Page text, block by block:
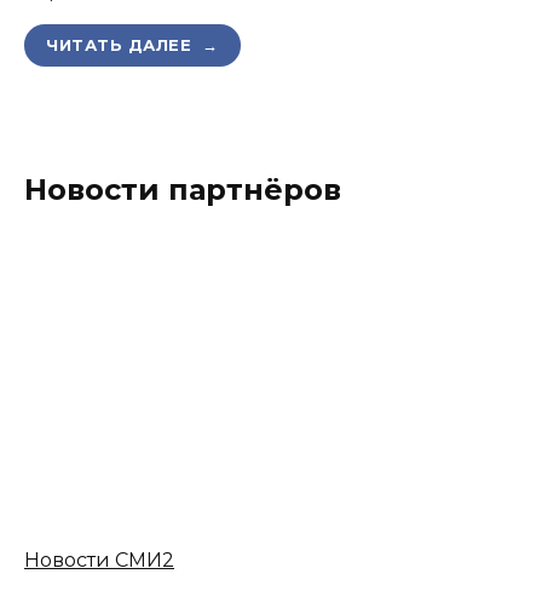
ЧИТАТЬ ДАЛЕЕ →
Новости партнёров
Новости СМИ2